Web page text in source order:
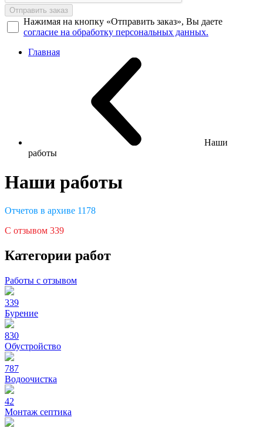
Отправить заказ
Нажимая на кнопку «Отправить заказ», Вы даете
согласие на обработку персональных данных.
Главная
Наши
работы
Наши работы
Отчетов в архиве 1178
С отзывом 339
Категории работ
Работы с отзывом
339
Бурение
830
Обустройство
787
Водоочистка
42
Монтаж септика